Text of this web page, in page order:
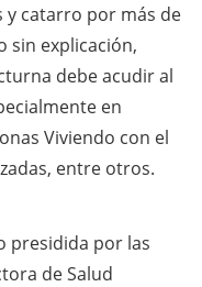
y catarro por más de
sin explicación,
debe acudir al
en
Viviendo con el
entre otros.
presidida por las
de Salud